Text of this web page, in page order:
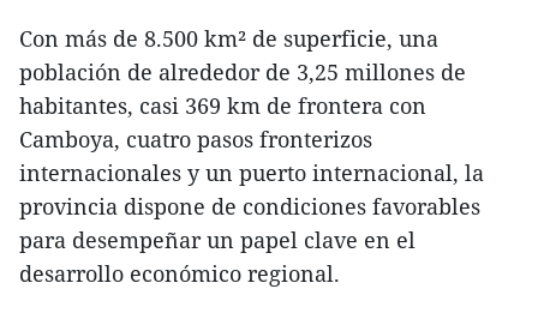
Con más de 8.500 km² de superficie, una
población de alrededor de 3,25 millones de
habitantes, casi 369 km de frontera con
Camboya, cuatro pasos fronterizos
internacionales y un puerto internacional, la
provincia dispone de condiciones favorables
para desempeñar un papel clave en el
desarrollo económico regional.